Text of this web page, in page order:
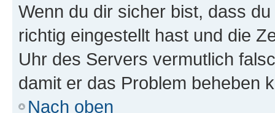
Wenn du dir sicher bist, dass
richtig eingestellt hast und die
Uhr des Servers vermutlich
damit er das Problem beheben
Nach oben